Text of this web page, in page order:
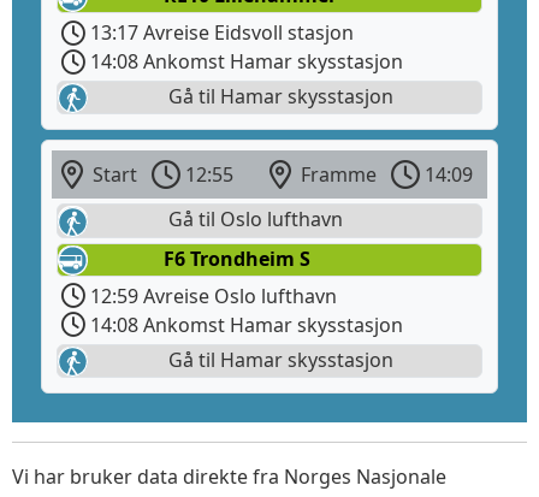
13:17 Avreise Eidsvoll stasjon
14:08 Ankomst Hamar skysstasjon
Gå til Hamar skysstasjon
Start 12:55 Framme
14:09
Gå til Oslo lufthavn
F6 Trondheim S
12:59 Avreise Oslo lufthavn
14:08 Ankomst Hamar skysstasjon
Gå til Hamar skysstasjon
Vi har bruker data direkte fra Norges Nasjonale